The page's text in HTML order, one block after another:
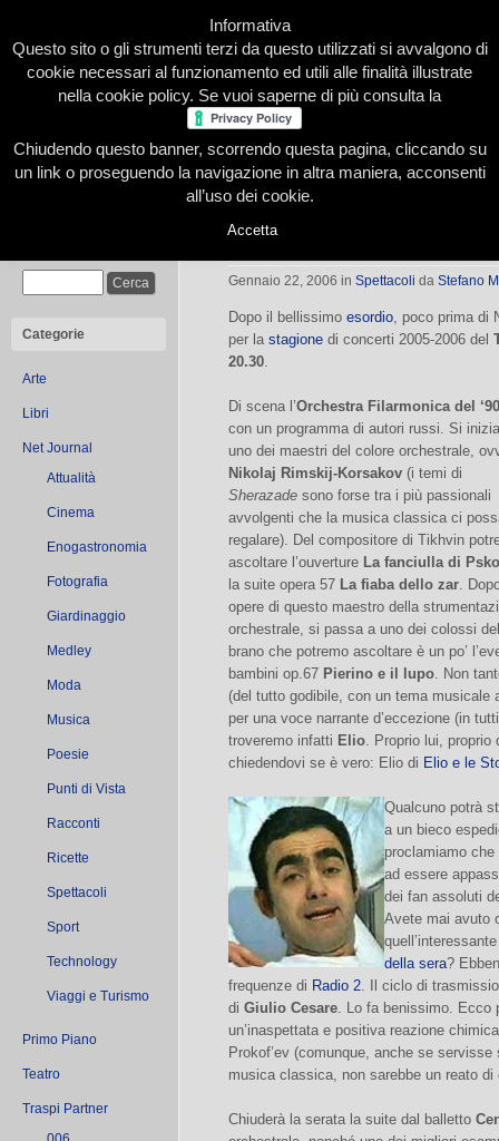
Home Presentazione Redazione Le nostre firme
Categorie
Arte
Libri
Net Journal
Attualità
Cinema
Enogastronomia
Fotografia
Giardinaggio
Medley
Moda
Musica
Poesie
Punti di Vista
Racconti
Ricette
Spettacoli
Sport
Technology
Viaggi e Turismo
Primo Piano
Teatro
Traspi Partner
Elio al Regio
Gennaio 22, 2006 in Spettacoli da Stefano
Dopo il bellissimo esordio, poco prima di
per la stagione di concerti 2005-2006 del
20.30.
Di scena l’Orchestra Filarmonica del
con un programma di autori russi. Si
uno dei maestri del colore orchestrale,
Nikolaj Rimskij-Korsakov (i temi di
Sherazade sono forse tra i più passionali
avvolgenti che la musica classica ci
regalare). Del compositore di Tikhvin
ascoltare l’ouverture La fanciulla di
la suite opera 57 La fiaba dello zar.
opere di questo maestro della
orchestrale, si passa a uno dei colossi
brano che potremo ascoltare è un po’
bambini op.67 Pierino e il lupo. Non
(del tutto godibile, con un tema musicale
per una voce narrante d’eccezione (in
troveremo infatti Elio. Proprio lui, proprio
chiedendovi se è vero: Elio di Elio e le
Qualcuno potrà
a un bieco
proclamiamo
ad essere
dei fan assoluti
Avete mai avuto
della sera?
frequenze di Radio 2. Il ciclo di
di Giulio Cesare. Lo fa benissimo. Ecco
un’inaspettata e positiva reazione
Prokof’ev (comunque, anche se
musica classica, non sarebbe un reato di
Chiuderà la serata la suite dal balletto
Informativa
Questo sito o gli strumenti terzi da questo utilizzati si avvalgono di
cookie necessari al funzionamento ed utili alle finalità illustrate
nella cookie policy. Se vuoi saperne di più consulta la
Chiudendo questo banner, scorrendo questa pagina, cliccando su
un link o proseguendo la navigazione in altra maniera, acconsenti
all’uso dei cookie.
Accetta